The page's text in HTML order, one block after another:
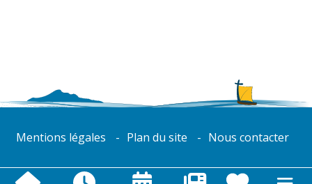
Mentions légales Plan du site Nous contacter